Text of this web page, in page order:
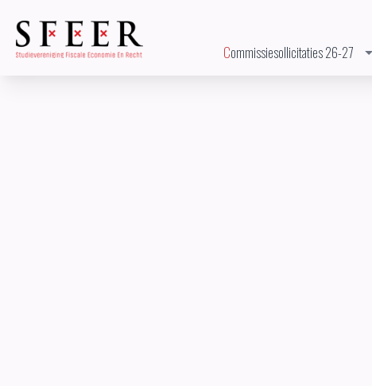
Commissiesollicitaties 26-27